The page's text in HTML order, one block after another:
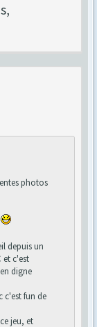
photos
depuis un
c'est
digne
c'est fun de
jeu, et